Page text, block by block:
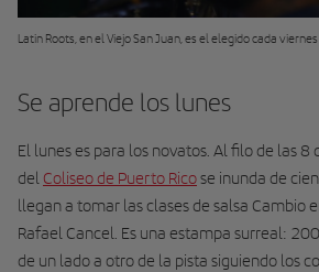
Latin Roots, en el Viejo San Juan, es el elegido cada viernes
Se aprende los lunes
El lunes es para los novatos. Al filo de las
del Coliseo de Puerto Ricose inunda de
llegan a tomar las clases de salsa Cambio
Rafael Cancel. Es una estampa surreal:
de un lado a otro de la pista siguiendo los